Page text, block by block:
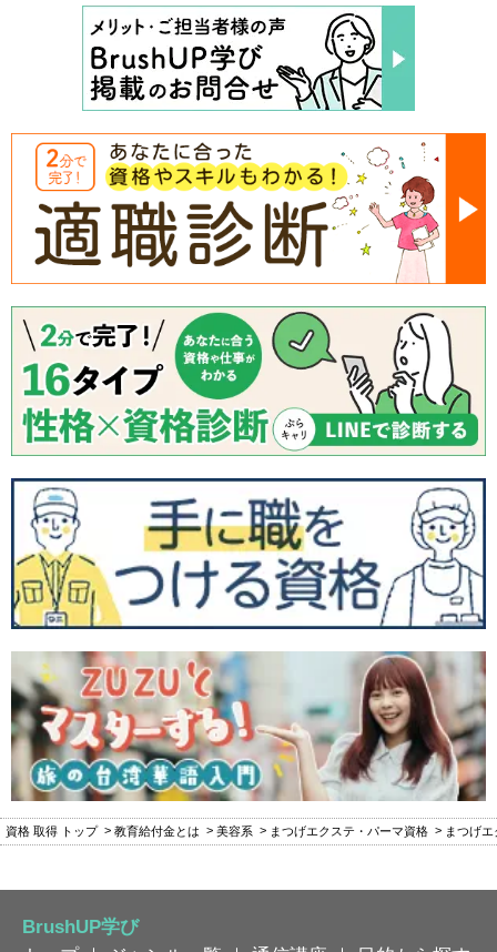
資格 取得 トップ 教育給付金とは 美容系 まつげエクステ・パーマ資格 まつげ
BrushUP学び